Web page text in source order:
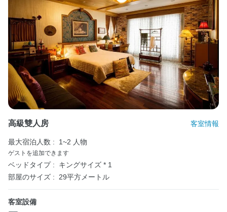
高級雙人房 客室情報
最大宿泊人数 : 1~2 人物
ゲストを追加できます
ベッドタイプ :
キングサイズ * 1
部屋のサイズ : 29平方メートル
客室設備